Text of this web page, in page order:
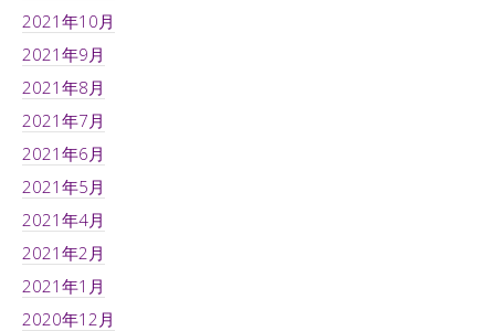
2021年10月
2021年9月
2021年8月
2021年7月
2021年6月
2021年5月
2021年4月
2021年2月
2021年1月
2020年12月